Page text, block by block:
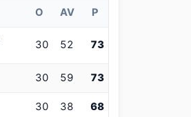
O AV P
30 52 73
30 59 73
30 38 68